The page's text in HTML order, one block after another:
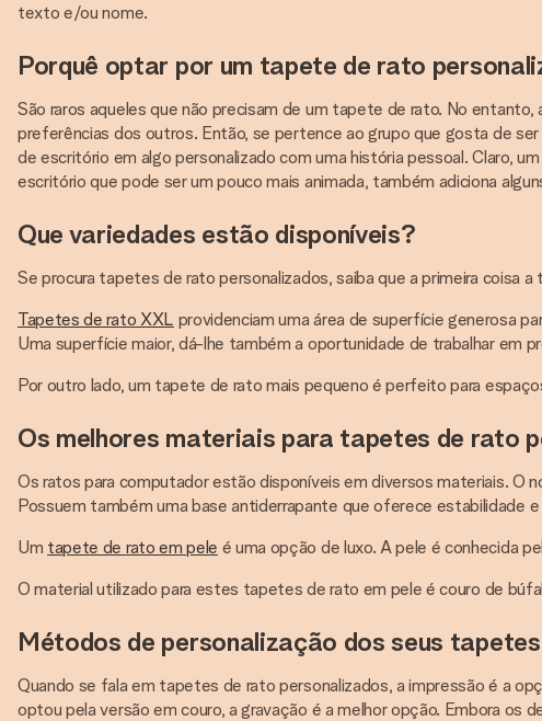
texto e/ou nome.
Porquê optar por um tapete de rato
São raros aqueles que não precisam de um tapete de rato. No
preferências dos outros. Então, se pertence ao grupo que gosta de
de escritório em algo personalizado com uma história pessoal. Claro,
escritório que pode ser um pouco mais animada, também adiciona
Que variedades estão disponíveis?
Se procura tapetes de rato personalizados, saiba que a primeira coisa
Tapetes de rato XXL providenciam uma área de superfície generosa
Uma superfície maior, dá-lhe também a oportunidade de trabalhar em
Por outro lado, um tapete de rato mais pequeno é perfeito para
Os melhores materiais para tapetes de rato
Os ratos para computador estão disponíveis em diversos materiais. O
Possuem também uma base antiderrapante que oferece estabilidade
Um tapete de rato em pele é uma opção de luxo. A pele é conhecida
O material utilizado para estes tapetes de rato em pele é couro de
Métodos de personalização dos seus
Quando se fala em tapetes de rato personalizados, a impressão é a
optou pela versão em couro, a gravação é a melhor opção. Embora